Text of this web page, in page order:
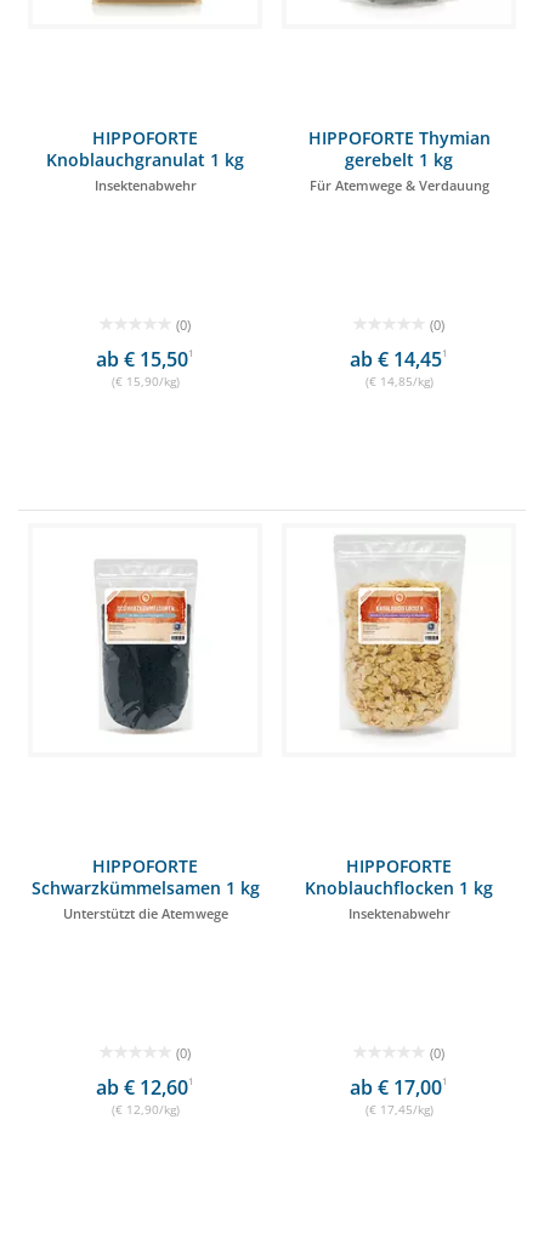
HIPPOFORTE
Knoblauchgranulat 1 kg
Insektenabwehr
(0)
ab € 15,501
(€ 15,90/kg)
HIPPOFORTE Thymian
gerebelt 1 kg
Für Atemwege & Verdauung
(0)
ab € 14,451
(€ 14,85/kg)
HIPPOFORTE
Schwarzkümmelsamen 1 kg
Unterstützt die Atemwege
(0)
ab € 12,601
(€ 12,90/kg)
HIPPOFORTE
Knoblauchflocken 1 kg
Insektenabwehr
(0)
ab € 17,001
(€ 17,45/kg)